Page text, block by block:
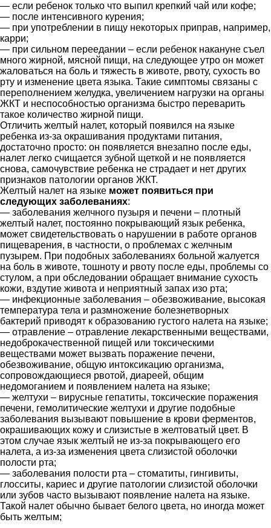
— если ребенок только что выпил крепкий чай или кофе;
— после интенсивного курения;
— при употреблении в пищу некоторых приправ, например,
карри;
— при сильном переедании – если ребенок накануне съел
много жирной, мясной пищи, на следующее утро он может
жаловаться на боль и тяжесть в животе, рвоту, сухость во
рту и изменение цвета языка. Такие симптомы связаны с
переполнением желудка, увеличением нагрузки на органы
ЖКТ и неспособностью организма быстро переварить
такое количество жирной пищи.
Отличить желтый налет, который появился на языке
ребенка из-за окрашивания продуктами питания,
достаточно просто: он появляется внезапно после еды,
налет легко счищается зубной щеткой и не появляется
снова, самочувствие ребенка не страдает и нет других
признаков патологии органов ЖКТ.
Желтый налет на языке может появиться при
следующих заболеваниях:
— заболевания желчного пузыря и печени – плотный
желтый налет, постоянно покрывающий язык ребенка,
может свидетельствовать о нарушении в работе органов
пищеварения, в частности, о проблемах с желчным
пузырем. При подобных заболеваниях больной жалуется
на боль в животе, тошноту и рвоту после еды, проблемы со
стулом, а при обследовании обращает внимание сухость
кожи, вздутие живота и неприятный запах изо рта;
— инфекционные заболевания – обезвоживание, высокая
температура тела и размножение болезнетворных
бактерий приводят к образованию густого налета на языке;
— отравление – отравление лекарственными веществами,
недоброкачественной пищей или токсическими
веществами может вызвать поражение печени,
обезвоживание, общую интоксикацию организма,
сопровождающиеся рвотой, диареей, общим
недомоганием и появлением налета на языке;
— желтухи – вирусные гепатиты, токсические поражения
печени, гемолитические желтухи и другие подобные
заболевания вызывают повышение в крови ферментов,
окрашивающих кожу и слизистые в желтоватый цвет. В
этом случае язык желтый не из-за покрывающего его
налета, а из-за изменения цвета слизистой оболочки
полости рта;
— заболевания полости рта – стоматиты, гингивиты,
глосситы, кариес и другие патологии слизистой оболочки
или зубов часто вызывают появление налета на языке.
Такой налет обычно бывает белого цвета, но иногда может
быть желтым;